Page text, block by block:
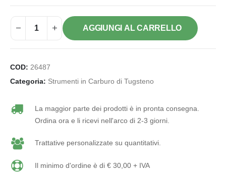
AGGIUNGI AL CARRELLO
COD: 26487
Categoria: Strumenti in Carburo di Tugsteno
La maggior parte dei prodotti è in pronta consegna.
Ordina ora e li ricevi nell'arco di 2-3 giorni.
Trattative personalizzate su quantitativi.
Il minimo d'ordine è di € 30,00 + IVA